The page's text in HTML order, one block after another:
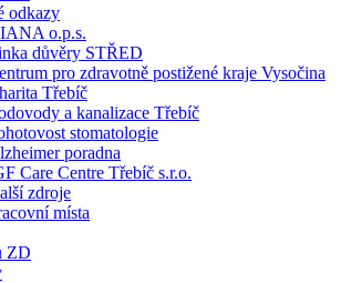
odkazy
o.p.s.
důvěry STŘED
pro zdravotně postižené kraje Vysočina
Třebíč
a kanalizace Třebíč
stomatologie
poradna
Care Centre Třebíč s.r.o.
zdroje
místa
ZD